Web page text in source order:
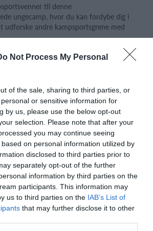
Not Process My Personal
of the sale, sharing to third parties, or
or sensitive information for
by us, please use the below opt-out
selection. Please note that after your
you may continue seeing
on personal information utilized by
disclosed to third parties prior to
separately opt-out of the further
information by third parties on the
participants. This information may
us to third parties on the IAB’s List of
that may further disclose it to other
til denne
ungecamp, hvor du kan fordybe dig i
udforske andre kampsportsgrene med
hvor du bliver sportsligt
at der er sociale indslag af høj klasse.
af fire forskellige kampsportsforbund:
Dansk Judo og Ju-Jitsu Union, Dansk
og Dansk Taekwondo Forbund.
sikret en uforglemmelig weekend!
medlemmer i alderen 13-25 år i klubber
får billetten til kr. 400, herefter er